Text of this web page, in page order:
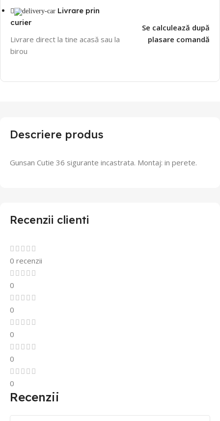
Livrare prin
curier
Livrare direct la tine acasă sau la
birou
Se calculează după
plasare comandă
Descriere produs
Gunsan Cutie 36 sigurante incastrata. Montaj: in perete.
Recenzii clienti
0 recenzii
0
0
0
0
0
Recenzii